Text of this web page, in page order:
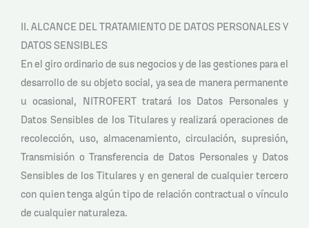
II. ALCANCE DEL TRATAMIENTO DE DATOS PERSONALES Y
DATOS SENSIBLES
En el giro ordinario de sus negocios y de las gestiones para el
desarrollo de su objeto social, ya sea de manera permanente
u ocasional, NITROFERT tratará los Datos Personales y
Datos Sensibles de los Titulares y realizará operaciones de
recolección, uso, almacenamiento, circulación, supresión,
Transmisión o Transferencia de Datos Personales y Datos
Sensibles de los Titulares y en general de cualquier tercero
con quien tenga algún tipo de relación contractual o vínculo
de cualquier naturaleza.